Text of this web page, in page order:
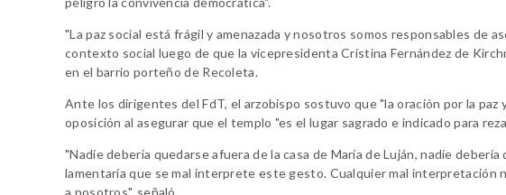
"La paz social está frágil y amenazada y nosotros somos responsables de
contexto social luego de que la vicepresidenta Cristina Fernández de
en el barrio porteño de Recoleta.
Ante los dirigentes del FdT, el arzobispo sostuvo que "la oración por la
oposición al asegurar que el templo "es el lugar sagrado e indicado para
"Nadie debería quedarse afuera de la casa de María de Luján, nadie
lamentaría que se mal interprete este gesto. Cualquier mal interpretación
a nosotros", señaló.